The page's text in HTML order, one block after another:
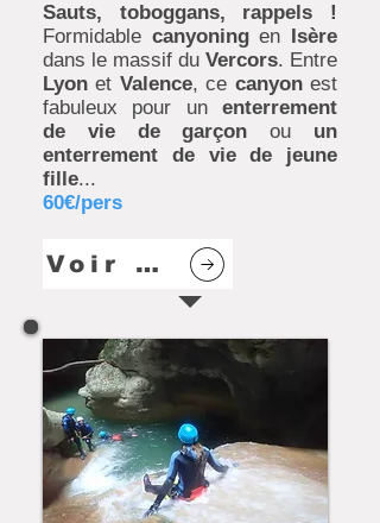
Sauts, toboggans, rappels !
Formidable canyoningen Isère
dans le massif du Vercors. Entre
Lyonet Valence, ce canyonest
fabuleux pour un enterrement
de vie de garçon ou un
enterrement de vie de jeune
fille...
60€/pers
Voir plus